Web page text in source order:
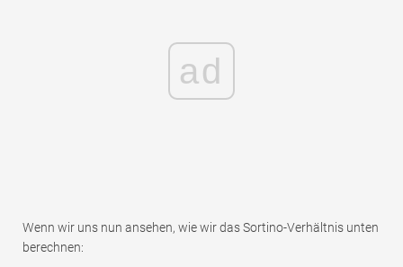
ad
Wenn wir uns nun ansehen, wie wir das Sortino-Verhältnis unten
berechnen: